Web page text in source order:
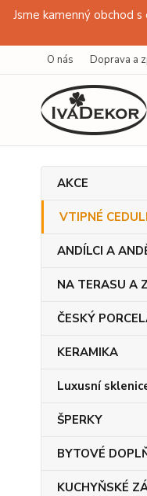
Jsme kamenný obchod
O nás Doprava a
AKCE
VTIPNÉ
ANDÍLCI A
NA TERASU A
ČESKÝ
KERAMIKA
Luxusní
ŠPERKY
BYTOVÉ
KUCHYŇSKÉ